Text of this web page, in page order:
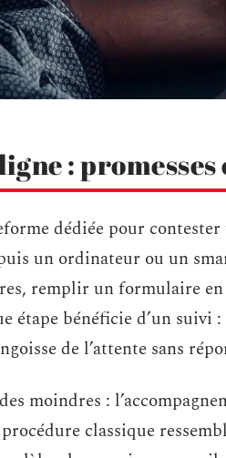
:
dédiée pour contester
un ordinateur ou un
remplir un formulaire
étape bénéficie d’un
de l’attente sans
moindres :
classique